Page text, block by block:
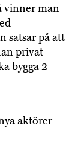
vinner man
satsar på att
privat
bygga 2
aktörer